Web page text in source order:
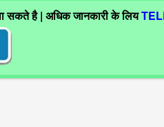
सकते है | अधिक जानकारी के लिय